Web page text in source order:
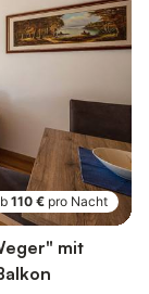
110 € pro Nacht
mit